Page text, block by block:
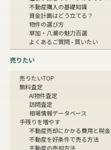
不動産購入の基礎知識
資金計画はどう立てる？
物件の選び方
草加・八潮の魅力百選
よくあるご質問 - 買いたい
売りたい
売りたいTOP
無料査定
AI物件査定
訪問査定
相場情報データベース
手残りを増やす
不動産売却にかかる費用と税金
不動産を好条件で売る方法
不動産の売却方法